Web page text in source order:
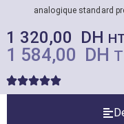
analogique standard
1 320,00 DH
1 584,00 DH